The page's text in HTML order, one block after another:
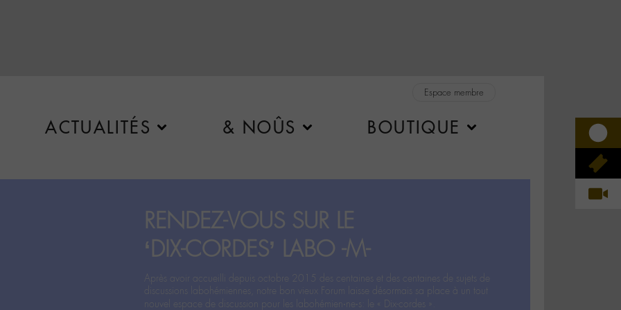
Espace membre
ACTUALITÉS & NOÛS BOUTIQUE
RENDEZ-VOUS SUR LE
‘DIX-CORDES’ LABO -M-
Après avoir accueilli depuis octobre 2015 des centaines et des centaines de sujets de
discussions labohémiennes, notre bon vieux Forum laisse désormais sa place à un tout
nouvel espace de discussion pour les labohémien‧ne‧s: le « Dix-cordes ».